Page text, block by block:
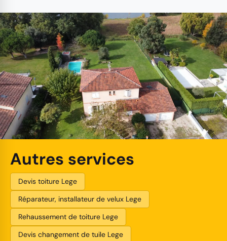
Autres services
Devis toiture Lege
Réparateur, installateur de velux Lege
Rehaussement de toiture Lege
Devis changement de tuile Lege